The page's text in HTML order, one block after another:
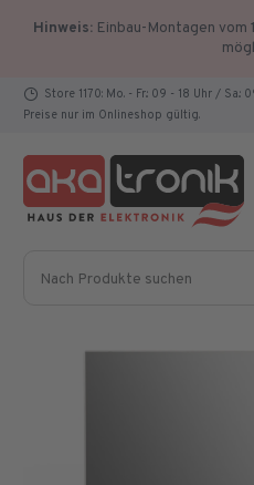
Hinweis: Einbau-Montagen vom
Store 1170: Mo. - Fr.: 09 - 18 Uhr / Sa.:
Preise nur im Onlineshop gültig.